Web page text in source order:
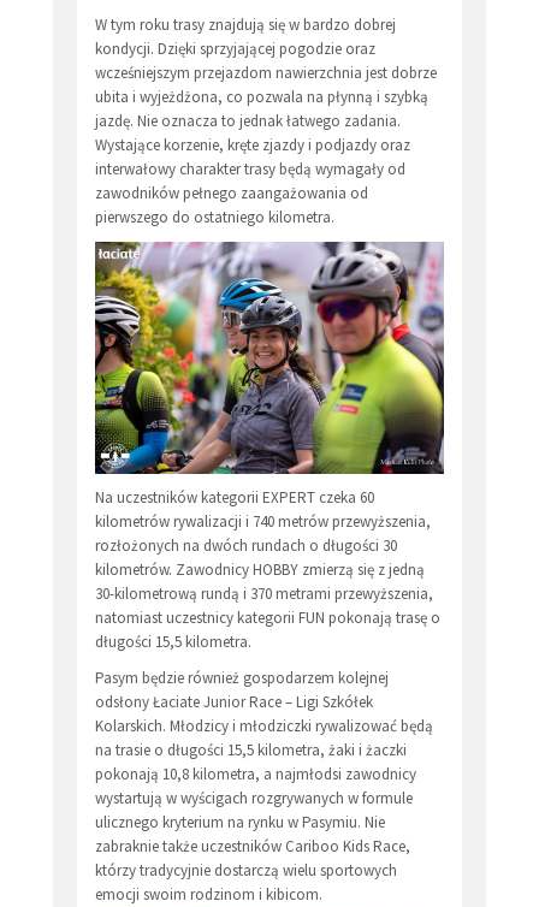
W tym roku trasy znajdują się w bardzo dobrej
kondycji. Dzięki sprzyjającej pogodzie oraz
wcześniejszym przejazdom nawierzchnia jest dobrze
ubita i wyjeżdżona, co pozwala na płynną i szybką
jazdę. Nie oznacza to jednak łatwego zadania.
Wystające korzenie, kręte zjazdy i podjazdy oraz
interwałowy charakter trasy będą wymagały od
zawodników pełnego zaangażowania od
pierwszego do ostatniego kilometra.
Na uczestników kategorii EXPERT czeka 60
kilometrów rywalizacji i 740 metrów przewyższenia,
rozłożonych na dwóch rundach o długości 30
kilometrów. Zawodnicy HOBBY zmierzą się z jedną
30-kilometrową rundą i 370 metrami przewyższenia,
natomiast uczestnicy kategorii FUN pokonają trasę o
długości 15,5 kilometra.
Pasym będzie również gospodarzem kolejnej
odsłony Łaciate Junior Race – Ligi Szkółek
Kolarskich. Młodzicy i młodziczki rywalizować będą
na trasie o długości 15,5 kilometra, żaki i żaczki
pokonają 10,8 kilometra, a najmłodsi zawodnicy
wystartują w wyścigach rozgrywanych w formule
ulicznego kryterium na rynku w Pasymiu. Nie
zabraknie także uczestników Cariboo Kids Race,
którzy tradycyjnie dostarczą wielu sportowych
emocji swoim rodzinom i kibicom.